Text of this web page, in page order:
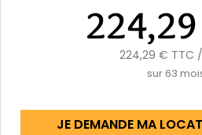
224,29 € TTC
sur 63
JE DEMANDE MA